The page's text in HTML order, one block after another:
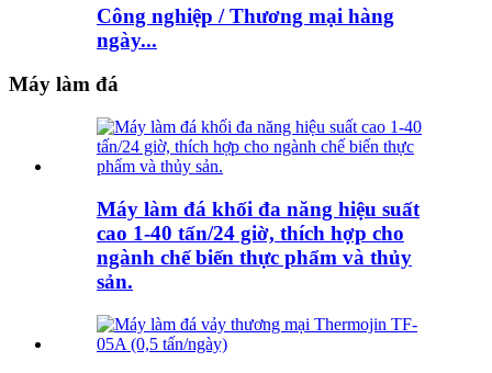
Công nghiệp / Thương mại hàng
ngày...
Máy làm đá
Máy làm đá khối đa năng hiệu suất
cao 1-40 tấn/24 giờ, thích hợp cho
ngành chế biến thực phẩm và thủy
sản.